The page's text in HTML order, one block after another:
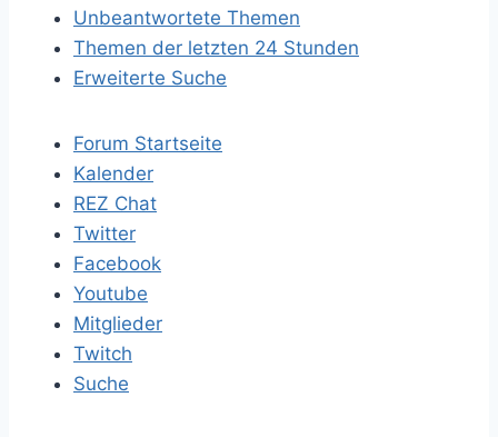
Unbeantwortete Themen
Themen der letzten 24 Stunden
Erweiterte Suche
Forum Startseite
Kalender
REZ Chat
Twitter
Facebook
Youtube
Mitglieder
Twitch
Suche